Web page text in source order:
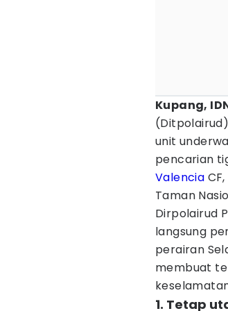
Kupang,
unit
pencarian
Valencia
Taman
Dirpolairud
langsung
perairan
membuat
1. Tetap